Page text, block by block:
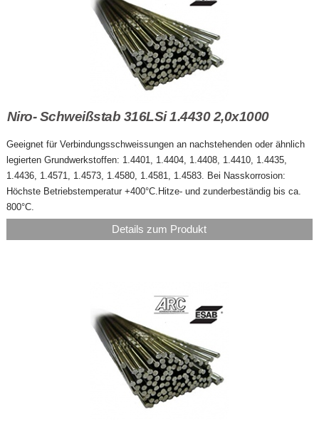
Niro- Schweißstab 316LSi 1.4430 2,0x1000
Geeignet für Verbindungsschweissungen an nachstehenden oder ähnlich
legierten Grundwerkstoffen: 1.4401, 1.4404, 1.4408, 1.4410, 1.4435,
1.4436, 1.4571, 1.4573, 1.4580, 1.4581, 1.4583. Bei Nasskorrosion:
Höchste Betriebstemperatur +400°C.Hitze- und zunderbeständig bis ca.
800°C.
Details zum Produkt